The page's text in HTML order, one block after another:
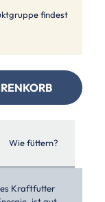
findest
Wie füttern?
Kraftfutter